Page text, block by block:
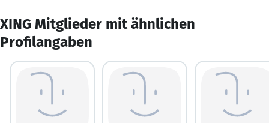
XING Mitglieder mit ähnlichen
Profilangaben